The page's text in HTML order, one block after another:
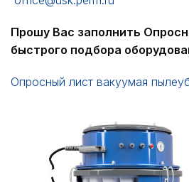
Прошу Вас заполнить
быстрого подбора
Опросный лист вакуумая